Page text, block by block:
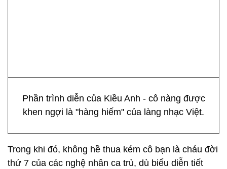
Phần trình diễn của Kiều Anh - cô nàng được
khen ngợi là "hàng hiếm" của làng nhạc Việt.
Trong khi đó, không hề thua kém cô bạn là cháu đời
thứ 7 của các nghệ nhân ca trù, dù biểu diễn tiết